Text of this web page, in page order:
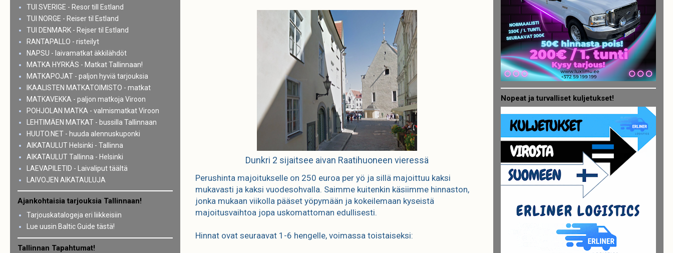
Dunkri 2 sijaitsee aivan Raatihuoneen vieressä
Perushinta majoitukselle on 250 euroa per yö ja sillä majoittuu kaksi
mukavasti ja kaksi vuodesohvalla. Saimme kuitenkin käsiimme hinnaston,
jonka mukaan viikolla pääset yöpymään ja kokeilemaan kyseistä
majoitusvaihtoa jopa uskomattoman edullisesti.
Hinnat ovat seuraavat 1-6 hengelle, voimassa toistaiseksi:
TUI SVERIGE - Resor till Estland
TUI NORGE - Reiser til Estland
TUI DENMARK - Rejser til Estland
RANTAPALLO - risteilyt
NAPSU - laivamatkat äkkilähdöt
MATKA HYRKÄS - Matkat Tallinnaan!
MATKAPOJAT - paljon hyviä tarjouksia
IKAALISTEN MATKATOIMISTO - matkat
MATKAVEKKA - paljon matkoja Viroon
POHJOLAN MATKA - valmismatkat Viroon
LEHTIMÄEN MATKAT - bussilla Tallinnaan
HUUTO.NET - huuda alennuskuponki
AIKATAULUT Helsinki - Tallinna
AIKATAULUT Tallinna - Helsinki
LAEVAPILETID - Laivaliput täältä
LAIVOJEN AIKATAULUJA
Ajankohtaisia tarjouksia Tallinnaan!
Tarjouskatalogeja eri liikkeisiin
Lue uusin Baltic Guide tästä!
Tallinnan Tapahtumat!
Nopeat ja turvalliset kuljetukset!